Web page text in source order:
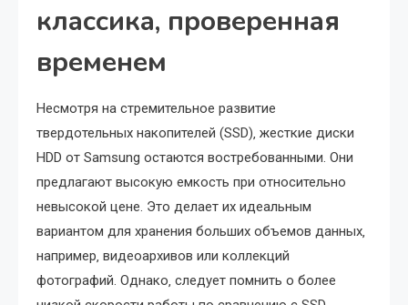
классика‚ проверенная
временем
Несмотря на стремительное развитие
твердотельных накопителей (SSD)‚ жесткие диски
HDD от Samsung остаются востребованными. Они
предлагают высокую емкость при относительно
невысокой цене. Это делает их идеальным
вариантом для хранения больших объемов данных‚
например‚ видеоархивов или коллекций
фотографий. Однако‚ следует помнить о более